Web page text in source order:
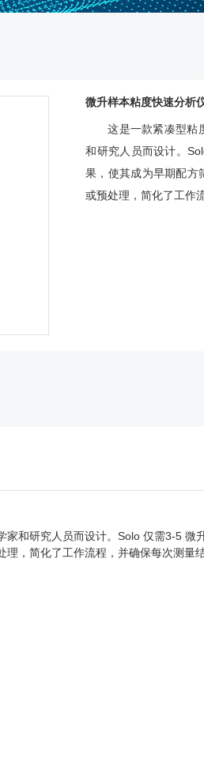
微升样本粘度快速分析
这是一款紧凑型粘
和研究人员而设计。
果，使其成为早期配方
或预处理，简化了工作
和研究人员而设计。Solo 仅需3-5
，简化了工作流程，并确保每次测量